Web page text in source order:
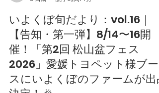
shino109791
3 日前
読了時間: 1分